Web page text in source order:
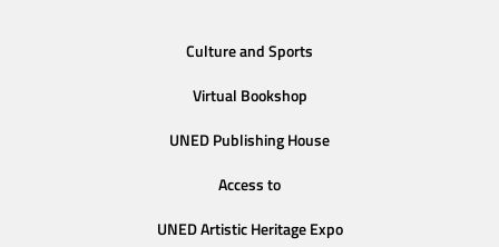
Culture and Sports
Virtual Bookshop
UNED Publishing House
Access to
UNED Artistic Heritage Expo